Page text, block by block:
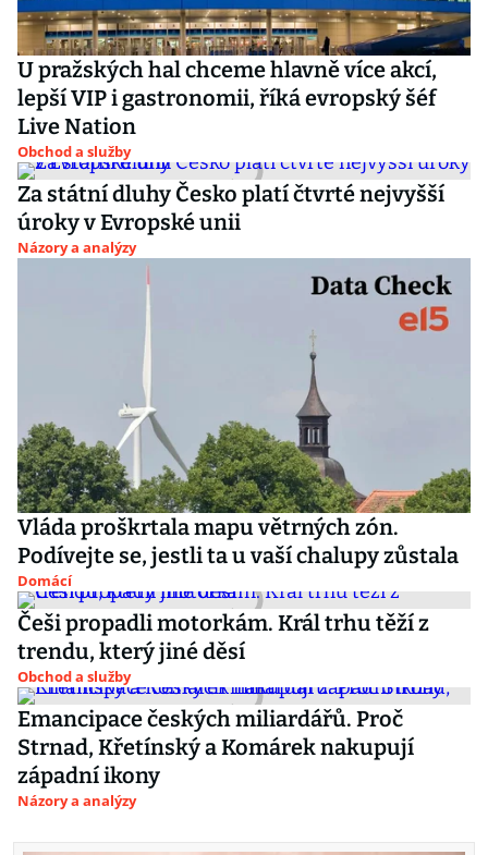
U pražských hal chceme hlavně více akcí,
lepší VIP i gastronomii, říká evropský šéf
Live Nation
Obchod a služby
Za státní dluhy Česko platí čtvrté nejvyšší
úroky v Evropské unii
Názory a analýzy
Vláda proškrtala mapu větrných zón.
Podívejte se, jestli ta u vaší chalupy zůstala
Domácí
Češi propadli motorkám. Král trhu těží z
trendu, který jiné děsí
Obchod a služby
Emancipace českých miliardářů. Proč
Strnad, Křetínský a Komárek nakupují
západní ikony
Názory a analýzy